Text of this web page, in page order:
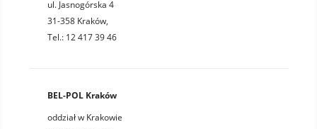
ul. Jasnogórska 4
31-358 Kraków,
Tel.: 12 417 39 46
BEL-POL Kraków
oddział w Krakowie